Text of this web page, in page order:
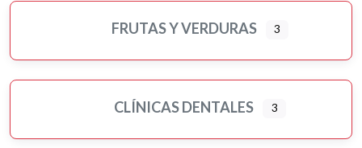
FRUTAS Y VERDURAS 3
CLÍNICAS DENTALES 3